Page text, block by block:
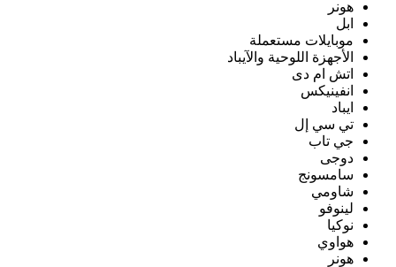
هونر
ابل
موبايلات مستعملة
الأجهزة اللوحية والآيباد
اتش ام دى
انفينيكس
ايباد
تي سي إل
جي تاب
دوجى
سامسونج
شاومي
لينوفو
نوكيا
هواوي
هونر